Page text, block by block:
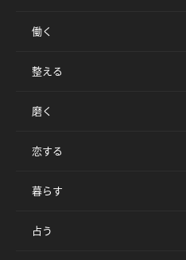
働く
整える
磨く
恋する
暮らす
占う